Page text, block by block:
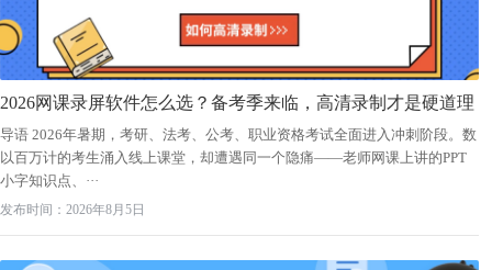
2026网课录屏软件怎么选？备考季来临，高清录制才是硬道理
导语 2026年暑期，考研、法考、公考、职业资格考试全面进入冲刺阶段。数
以百万计的考生涌入线上课堂，却遭遇同一个隐痛——老师网课上讲的PPT
小字知识点、···
发布时间：2026年8月5日